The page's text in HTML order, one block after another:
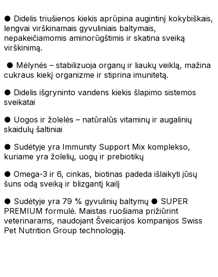
● Didelis triušienos kiekis aprūpina augintinį kokybiškais,
lengvai virškinamais gyvuliniais baltymais,
nepakeičiamomis aminorūgštimis ir skatina sveiką
virškinimą.
● Mėlynės – stabilizuoja organų ir liaukų veiklą, mažina
cukraus kiekį organizme ir stiprina imunitetą.
● Didelis išgryninto vandens kiekis šlapimo sistemos
sveikatai
● Uogos ir žolelės – natūralūs vitaminų ir augalinių
skaidulų šaltiniai
● Sudėtyje yra Immunity Support Mix komplekso,
kuriame yra žolelių, uogų ir prebiotikų
● Omega-3 ir 6, cinkas, biotinas padeda išlaikyti jūsų
šuns odą sveiką ir blizgantį kailį
● Sudėtyje yra 79 % gyvulinių baltymų ● SUPER
PREMIUM formulė. Maistas ruošiama prižiūrint
veterinarams, naudojant Šveicarijos kompanijos Swiss
Pet Nutrition Group technologiją.